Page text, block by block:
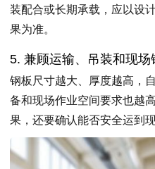
装配合或长期承载，应以设
果为准。
5. 兼顾运输、吊装和现场
钢板尺寸越大、厚度越高，
备和现场作业空间要求也越
果，还要确认能否安全运到